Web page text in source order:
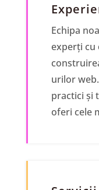
Echipa
experți cu
urilor
practici și
oferi cele